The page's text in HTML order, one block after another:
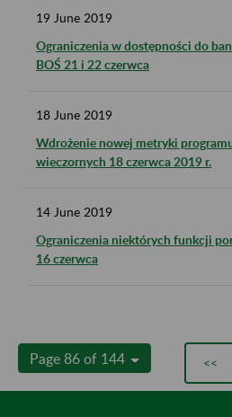
19 June 2019
Ograniczenia w dostępności do
BOŚ 21 i 22 czerwca
18 June 2019
Wdrożenie nowej metryki
wieczornych 18 czerwca 2019 r.
14 June 2019
Ograniczenia niektórych funkcji
16 czerwca
Page 86 of 144 <<